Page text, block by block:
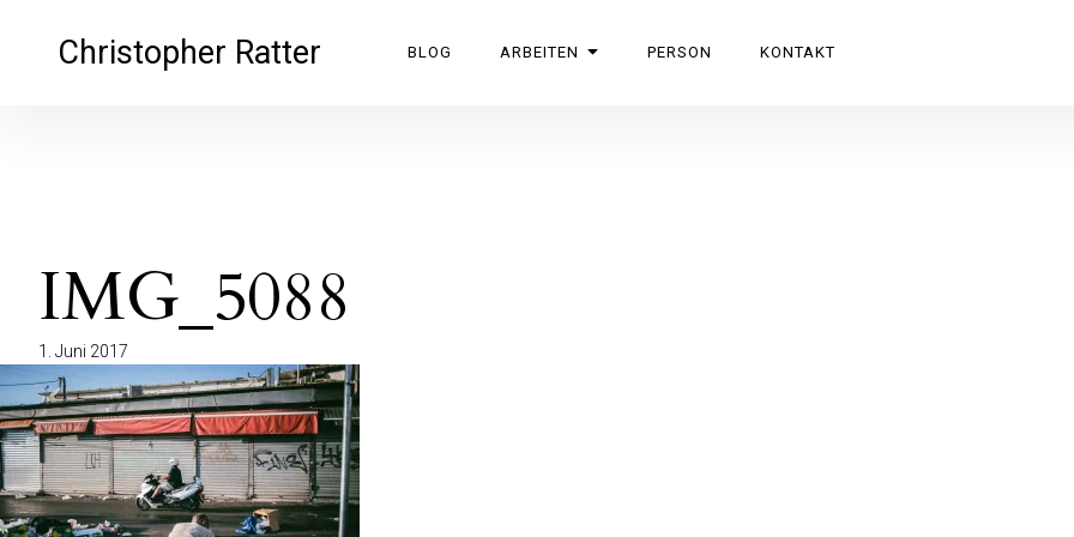
überspringenChristopher Ratter BLOG ARBEITEN PERSON KONTAKT
IMG_5088
1. Juni 2017